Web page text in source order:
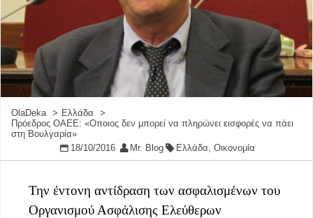
OlaDeka
Ελλάδα
Πρόεδρος ΟΑΕΕ: «Οποιος δεν μπορεί να πληρώνει εισφορές να πάει
στη Βουλγαρία»
18/10/2016
Mr. Blog Ελλάδα ,Οικονομία
Την έντονη αντίδραση των ασφαλισμένων του
Οργανισμού Ασφάλισης Ελεύθερων